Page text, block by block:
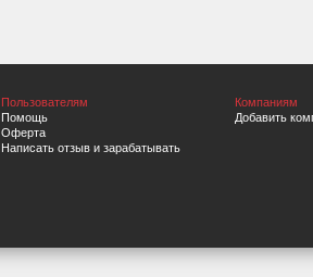
Пользователям
Помощь
Оферта
Написать отзыв и зарабатывать
Компаниям
Добавить